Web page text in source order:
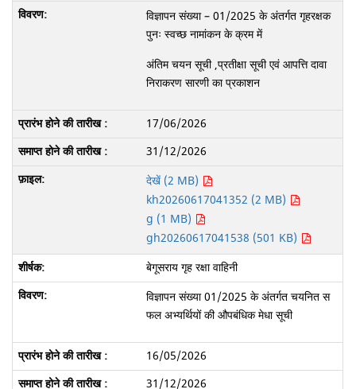
विज्ञापन संख्या – 01/2025 के अंतर्गत गृहरक्षक
पुनः स्वच्छ नामांकन के क्रम में
अंतिम चयन सूची ,प्रतीक्षा सूची एवं आपत्ति दावा
निराकरण सारणी का प्रकाशन
17/06/2026
31/12/2026
देखें (2 MB)
kh20260617041352 (2 MB)
g (1 MB)
gh20260617041538 (501 KB)
बेगूसराय गृह रक्षा वाहिनी
विज्ञापन संख्या 01/2025 के अंतर्गत चयनित स
फल अभ्यर्थियों की औपबंधिक मेधा सूची
16/05/2026
31/12/2026